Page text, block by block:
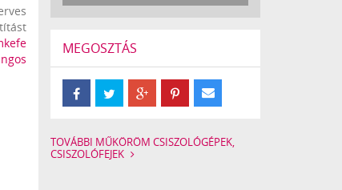
MEGOSZTÁS
TOVÁBBI MŰKÖRÖM CSISZOLÓGÉPEK,
CSISZOLÓFEJEK